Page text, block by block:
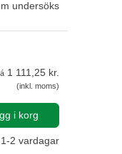
undersöks
1 111,25 kr.
(inkl. moms)
i korg
2 vardagar